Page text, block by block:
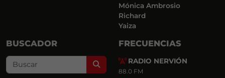
Mónica Ambrosio
Richard
Yaiza
BUSCADOR
Search
FRECUENCIAS
RADIO NERVIÓN
88.0 FM